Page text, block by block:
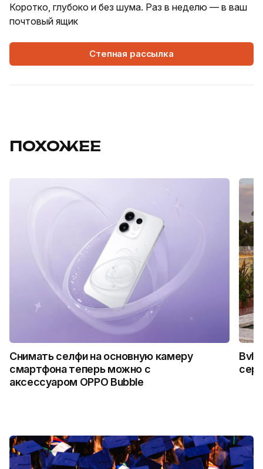
Коротко, глубоко и без шума. Раз в неделю — в ваш
почтовый ящик
Степная рассылка
ПОХОЖЕЕ
Снимать селфи на основную камеру
смартфона теперь можно с
аксессуаром OPPO Bubble